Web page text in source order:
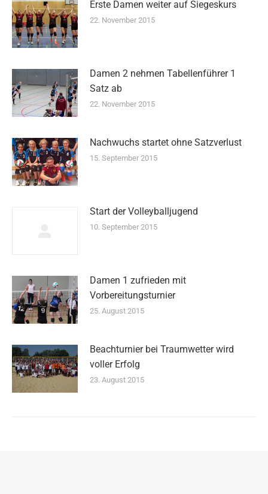
Erste Damen weiter auf Siegeskurs
22. November 2015
Damen 2 nehmen Tabellenführer 1
Satz ab
22. November 2015
Nachwuchs startet ohne Satzverlust
15. September 2015
Start der Volleyballjugend
10. September 2015
Damen 1 zufrieden mit
Vorbereitungsturnier
25. August 2015
Beachturnier bei Traumwetter wird
voller Erfolg
23. August 2015